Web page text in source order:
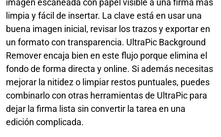
imagen escaneada con papel visible a una firma más
limpia y fácil de insertar. La clave está en usar una
buena imagen inicial, revisar los trazos y exportar en
un formato con transparencia. UltraPic Background
Remover encaja bien en este flujo porque elimina el
fondo de forma directa y online. Si además necesitas
mejorar la nitidez o limpiar restos puntuales, puedes
combinarlo con otras herramientas de UltraPic para
dejar la firma lista sin convertir la tarea en una
edición complicada.